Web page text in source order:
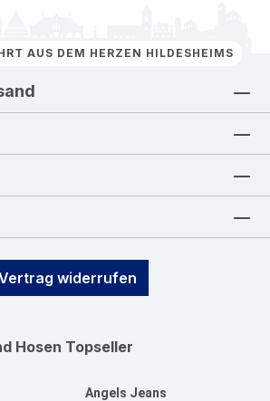
AUS DEM HERZEN HILDESHEIMS
widerrufen
Hosen Topseller
Angels Jeans